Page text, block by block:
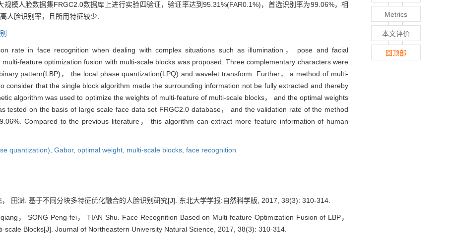
模人脸数据集FRGC2.0数据库上进行实验四验证，验证率达到95.31%(FAR0.1%)，首选识别率为99.06%，相
人脸识别率，且所用特征较少.
rate in face recognition when dealing with complex situations such as illumination， pose and facial
feature optimization fusion with multi-scale blocks was proposed. Three complementary characters were
pattern(LBP)， the local phase quantization(LPQ) and wavelet transform. Further， a method of multi-
consider that the single block algorithm made the surrounding information not be fully extracted and thereby
algorithm was used to optimize the weights of multi-feature of multi-scale blocks， and the optimal weights
tested on the basis of large scale face data set FRGC2.0 database， and the validation rate of the method
Compared to the previous literature， this algorithm can extract more feature information of human
quantization), Gabor, optimal weight, multi-scale blocks, face recognition
田澍. 基于不同分块多特征优化融合的人脸识别研究[J]. 东北大学学报:自然科学版, 2017, 38(3): 310-314.
， SONG Peng-fei， TIAN Shu. Face Recognition Based on Multi-feature Optimization Fusion of LBP，
scale Blocks[J]. Journal of Northeastern University Natural Science, 2017, 38(3): 310-314.
Metrics
本文评价
回顶部